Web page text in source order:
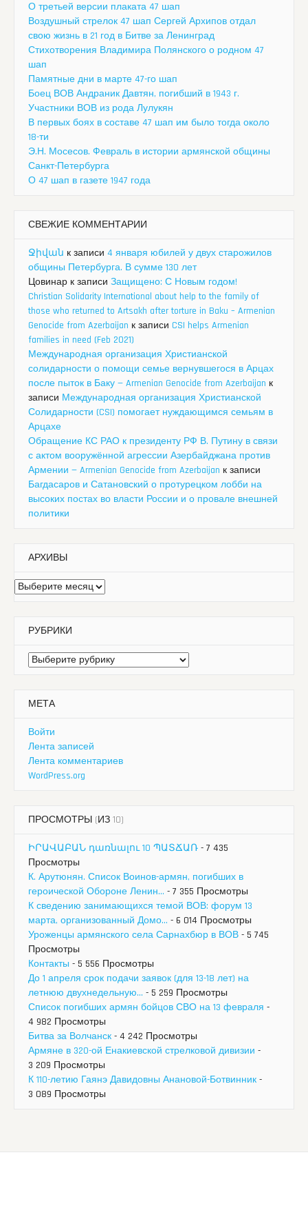
О третьей версии плаката 47 шап
Воздушный стрелок 47 шап Сергей Архипов отдал
свою жизнь в 21 год в Битве за Ленинград
Стихотворения Владимира Полянского о родном 47
шап
Памятные дни в марте 47-го шап
Боец ВОВ Андраник Давтян, погибший в 1943 г.
Участники ВОВ из рода Лулукян
В первых боях в составе 47 шап им было тогда около
18-ти
Э.Н. Мосесов. Февраль в истории армянской общины
Санкт-Петербурга
О 47 шап в газете 1947 года
СВЕЖИЕ КОММЕНТАРИИ
Ջիվան к записи 4 января юбилей у двух старожилов
общины Петербурга. В сумме 130 лет
Цовинар к записи Защищено: С Новым годом!
Christian Solidarity International about help to the family of
those who returned to Artsakh after torture in Baku – Armenian
Genocide from Azerbaijan к записи CSI helps Armenian
families in need (Feb 2021)
Международная организация Христианской
солидарности о помощи семье вернувшегося в Арцах
после пыток в Баку — Armenian Genocide from Azerbaijan к
записи Международная организация Христианской
Солидарности (CSI) помогает нуждающимся семьям в
Арцахе
Обращение КС РАО к президенту РФ В. Путину в связи
с актом вооружённой агрессии Азербайджана против
Армении — Armenian Genocide from Azerbaijan к записи
Багдасаров и Сатановский о протурецком лобби на
высоких постах во власти России и о провале внешней
политики
АРХИВЫ
Архивы
РУБРИКИ
Рубрики
МЕТА
Войти
Лента записей
Лента комментариев
WordPress.org
ПРОСМОТРЫ (ИЗ 10)
ԻՐԱՎԱԲԱՆ դառնալու 10 ՊԱՏՃԱՌ - 7 435
Просмотры
К. Арутюнян. Список Воинов-армян, погибших в
героической Обороне Ленин... - 7 355 Просмотры
К сведению занимающихся темой ВОВ: форум 13
марта, организованный Домо... - 6 014 Просмотры
Уроженцы армянского села Сарнахбюр в ВОВ - 5 745
Просмотры
Контакты - 5 556 Просмотры
До 1 апреля срок подачи заявок (для 13-18 лет) на
летнюю двухнедельную... - 5 259 Просмотры
Список погибших армян бойцов СВО на 13 февраля -
4 982 Просмотры
Битва за Волчанск - 4 242 Просмотры
Армяне в 320-ой Енакиевской стрелковой дивизии -
3 209 Просмотры
К 110-летию Гаянэ Давидовны Анановой-Ботвинник -
3 089 Просмотры